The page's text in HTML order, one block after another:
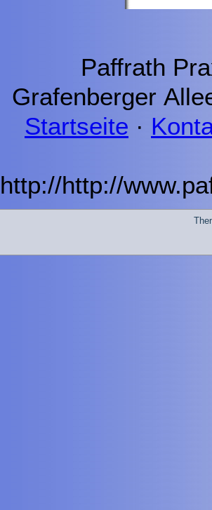
Paffrath
Grafenberger
Startseite ·
http://http://